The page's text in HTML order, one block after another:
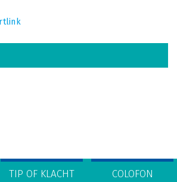
TIP OF KLACHT COLOFON